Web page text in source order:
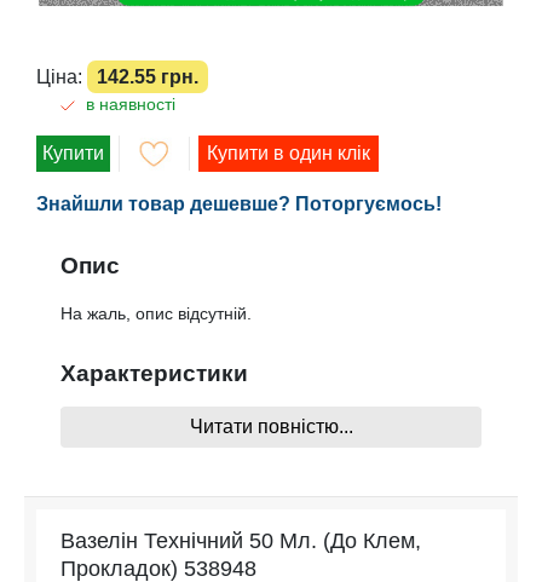
Ціна: 142.55 грн.
в наявності
Купити Купити в один клік
Знайшли товар дешевше? Поторгуємось!
Опис
На жаль, опис відсутній.
Характеристики
На жаль, характеристики відсутні
Читати повністю...
Вазелін Технічний 50 Мл. (До Клем,
Прокладок) 538948